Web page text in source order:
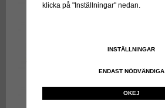
klicka på "Inställningar" nedan.
INSTÄLLNINGAR
ENDAST NÖDVÄNDIGA
OKEJ